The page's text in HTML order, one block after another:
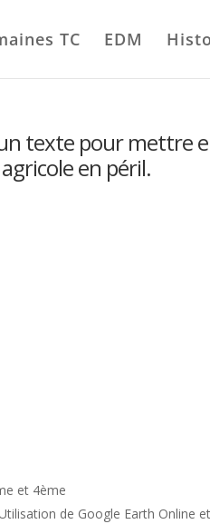
TC EDM
texte pour mettre
en péril.
et 4ème
de Google Earth Online